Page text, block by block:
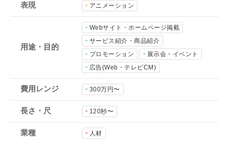
- 動画に関するご相談はこちら -
お問合わせ・無料見積もり
資料ダウンロード
表現 アニメーション
用途・目的
Webサイト・ホームページ掲載
サービス紹介・商品紹介
プロモーション
展示会・イベント
広告(Web・テレビCM)
費用レンジ 300万円〜
長さ・尺 120秒〜
業種 人材